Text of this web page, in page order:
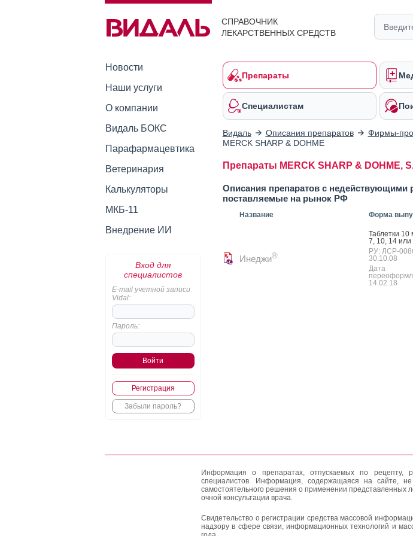
СПРАВОЧНИК
ЛЕКАРСТВЕННЫХ СРЕДСТВ
Новости
Наши услуги
О компании
Видаль БОКС
Парафармацевтика
Ветеринария
Калькуляторы
МКБ-11
Внедрение ИИ
Вход для
специалистов
E-mail учетной записи
Vidal:
Пароль:
Регистрация
Забыли пароль?
Препараты
Специалистам
Видаль Описания препаратов
Фирмы-
MERCK SHARP & DOHME
Препараты MERCK SHARP & DOHME,
Описания препаратов с недействующими
поставляемые на рынок РФ
Название Форма
Инеджи®
Таб­летки 10
7, 10, 14
РУ: ЛСР-
30.10.08
Дата
14.02.18
Информация о препаратах, отпускаемых по рецепту,
специалистов. Информация, содержащаяся на сайте,
самостоятельного решения о применении представленных
очной консультации врача.
Свидетельство о регистрации средства массовой
надзору в сфере связи, информационных технологий и